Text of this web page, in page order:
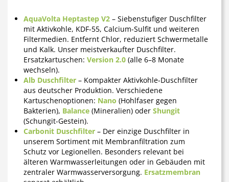
AquaVolta Heptastep V2 – Siebenstufiger Duschfilter
mit Aktivkohle, KDF-55, Calcium-Sulfit und weiteren
Filtermedien. Entfernt Chlor, reduziert Schwermetalle
und Kalk. Unser meistverkaufter Duschfilter.
Ersatzkartuschen:Version 2.0 (alle 6–8 Monate
wechseln).
Alb Duschfilter – Kompakter Aktivkohle-Duschfilter
aus deutscher Produktion. Verschiedene
Kartuschenoptionen: Nano (Hohlfaser gegen
Bakterien), Balance (Mineralien) oderShungit
(Schungit-Gestein).
Carbonit Duschfilter – Der einzige Duschfilter in
unserem Sortiment mit Membranfiltration zum
Schutz vor Legionellen. Besonders relevant bei
älteren Warmwasserleitungen oder in Gebäuden mit
zentraler Warmwasserversorgung. Ersatzmembran